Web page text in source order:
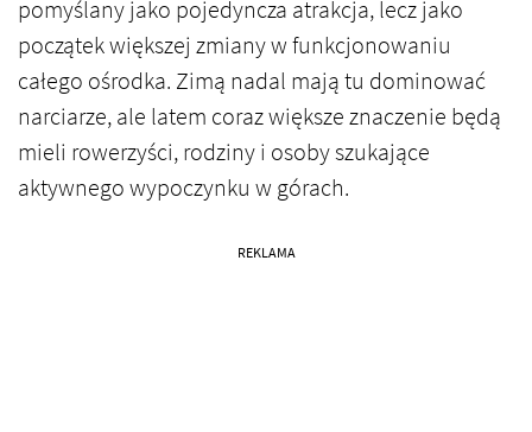
pomyślany jako pojedyncza atrakcja, lecz jako
początek większej zmiany w funkcjonowaniu
całego ośrodka. Zimą nadal mają tu dominować
narciarze, ale latem coraz większe znaczenie będą
mieli rowerzyści, rodziny i osoby szukające
aktywnego wypoczynku w górach.
REKLAMA